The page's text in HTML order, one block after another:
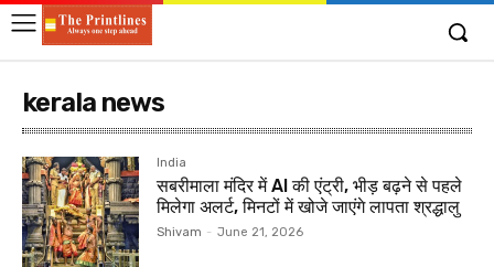
kerala news
India
सबरीमाला मंदिर में AI की एंट्री, भीड़ बढ़ने से पहले
मिलेगा अलर्ट, मिनटों में खोजे जाएंगे लापता श्रद्धालु
Shivam - June 21, 2026